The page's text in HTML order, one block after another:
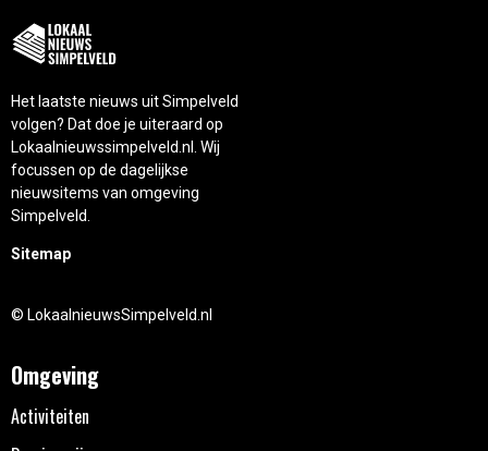
Het laatste nieuws uit Simpelveld
volgen? Dat doe je uiteraard op
Lokaalnieuwssimpelveld.nl. Wij
focussen op de dagelijkse
nieuwsitems van omgeving
Simpelveld.
Sitemap
© LokaalnieuwsSimpelveld.nl
Omgeving
Activiteiten